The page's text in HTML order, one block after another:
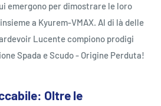
emergono per dimostrare le loro
a Kyurem-VMAX. Al di là delle
Lucente compiono prodigi
Spada e Scudo - Origine Perduta!
Oltre le